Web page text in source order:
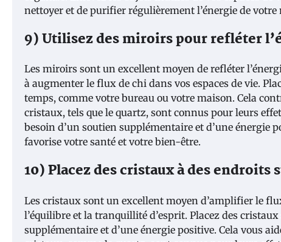
nettoyer et de purifier régulièrement l’énergie de
9) Utilisez des miroirs pour refléter
Les miroirs sont un excellent moyen de refléter
à augmenter le flux de chi dans vos espaces de vie.
temps, comme votre bureau ou votre maison. Cela
cristaux, tels que le quartz, sont connus pour leurs
besoin d’un soutien supplémentaire et d’une
favorise votre santé et votre bien-être.
10) Placez des cristaux à des
Les cristaux sont un excellent moyen d’amplifier le
l’équilibre et la tranquillité d’esprit. Placez des
supplémentaire et d’une énergie positive. Cela vous